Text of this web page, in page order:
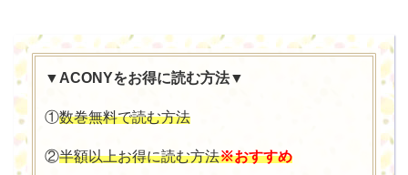
▼ ACONYをお得に読む方法▼
①数巻無料で読む方法
②半額以上お得に読む方法※おすすめ